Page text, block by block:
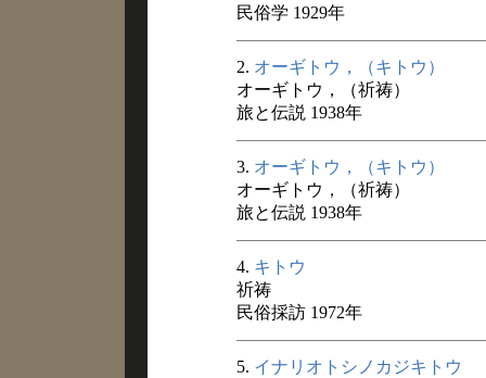
民俗学 1929年
2. オーギトウ，（キトウ）
オーギトウ，（祈祷）
旅と伝説 1938年
3. オーギトウ，（キトウ）
オーギトウ，（祈祷）
旅と伝説 1938年
4. キトウ
祈祷
民俗採訪 1972年
5. イナリオトシノカジキトウ